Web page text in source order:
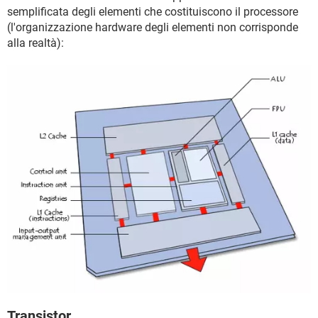
semplificata degli elementi che costituiscono il processore
(l'organizzazione hardware degli elementi non corrisponde
alla realtà):